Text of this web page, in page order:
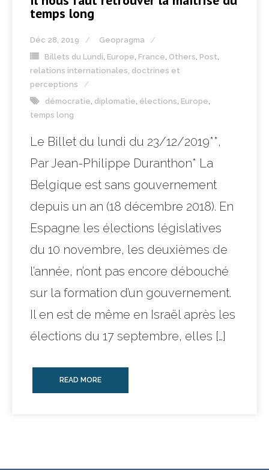
temps long
Déc 28, 2019
Geopragma
Billets du Lundi Europe France Others Post
relations internationales, doctrines et
perceptions
démocratie diplomatie élections Europe
temps long
Le Billet du lundi du 23/12/2019**,
Par Jean-Philippe Duranthon* La
Belgique est sans gouvernement
depuis un an (18 décembre 2018). En
Espagne les élections législatives
du 10 novembre, les deuxièmes de
l’année, n’ont pas encore débouché
sur la formation d’un gouvernement.
Il en est de même en Israël après les
élections du 17 septembre, elles […]
READ MORE